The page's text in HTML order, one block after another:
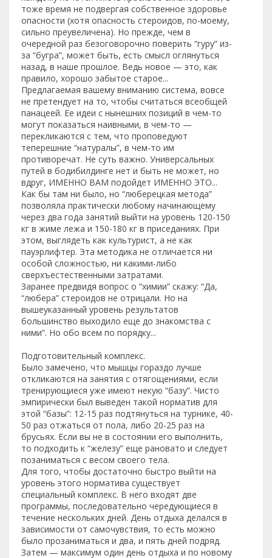
тоже время не подвергая собственное здоровье
опасности (хотя опасность стероидов, по-моему,
сильно преувеличена). Но прежде, чем в
очередной раз безоговорочно поверить “гуру” из-
за “бугра”, может быть, есть смысл оглянуться
назад, в наше прошлое. Ведь новое — это, как
правило, хорошо забытое старое...
Предлагаемая вашему вниманию система, вовсе
не претендует на то, чтобы считаться всеобщей
панацеей. Ее идеи с нынешних позиций в чем-то
могут показаться наивными, в чем-то —
перекликаются с тем, что проповедуют
теперешние “натуралы”, в чем-то им
противоречат. Не суть важно. Универсальных
путей в бодибилдинге нет и быть не может, но
вдруг, ИМЕННО ВАМ подойдет ИМЕННО ЭТО...
Как бы там ни было, но “люберецкая метода”
позволяла практически любому начинающему
через два года занятий выйти на уровень 120-150
кг в жиме лежа и 150-180 кг в приседаниях. При
этом, выглядеть как культурист, а не как
пауэрлифтер. Эта методика не отличается ни
особой сложностью, ни какими-либо
сверхъестественными затратами.
Заранее предвидя вопрос о “химии” скажу: “Да,
“любера” стероидов не отрицали. Но на
вышеуказанный уровень результатов
большинство выходило еще до знакомства с
ними”. Но обо всем по порядку...
Подготовительный комплекс.
Было замечено, что мышцы гораздо лучше
откликаются на занятия с отягощениями, если
тренирующиеся уже имеют некую “базу”. Чисто
эмпирически был выведен такой норматив для
этой “базы”: 12-15 раз подтянуться на турнике, 40-
50 раз отжаться от пола, либо 20-25 раз на
брусьях. Если вы не в состоянии его выполнить,
то подходить к “железу” еще рановато и следует
позаниматься с весом своего тела.
Для того, чтобы достаточно быстро выйти на
уровень этого норматива существует
специальный комплекс. В него входят две
программы, последовательно чередующиеся в
течение нескольких дней. День отдыха делался в
зависимости от самочувствия, то есть можно
было прозаниматься и два, и пять дней подряд.
Затем — максимум один день отдыха и по новому